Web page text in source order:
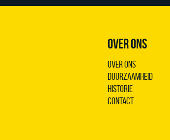
OVER ONS
Over ons
Duurzaamheid
Historie
Contact